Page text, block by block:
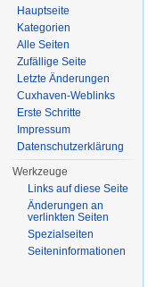
Hauptseite
Kategorien
Alle Seiten
Zufällige Seite
Letzte Änderungen
Cuxhaven-Weblinks
Erste Schritte
Impressum
Datenschutzerklärung
Werkzeuge
Links auf diese Seite
Änderungen an
verlinkten Seiten
Spezialseiten
Seiten­informationen